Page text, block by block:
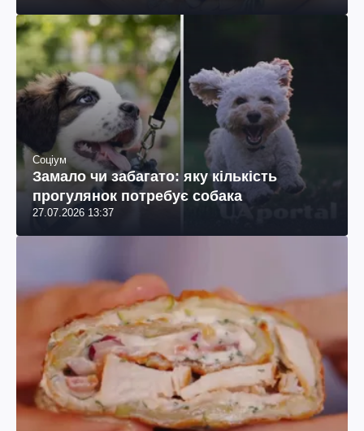
Соціум
Замало чи забагато: яку кількість
прогулянок потребує собака
27.07.2026 13:37